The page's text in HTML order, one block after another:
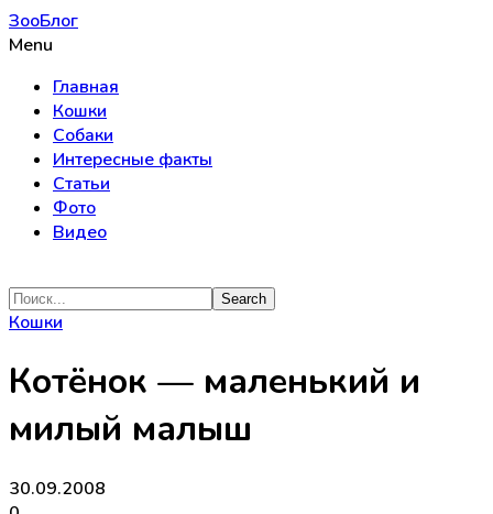
ЗооБлог
Menu
Главная
Кошки
Собаки
Интересные факты
Статьи
Фото
Видео
Кошки
Котёнок — маленький и
милый малыш
30.09.2008